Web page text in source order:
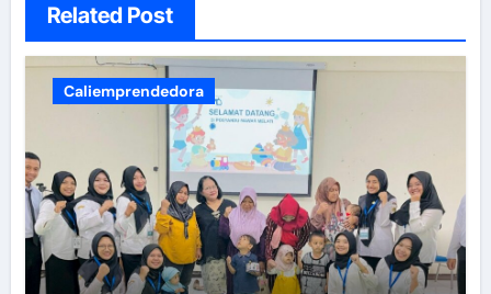
Related Post
Caliemprendedora